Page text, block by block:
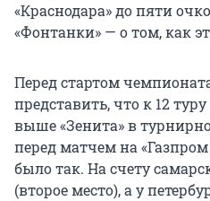
«Краснодара» до пяти
«Фонтанки» — о том, как
Перед стартом
представить, что к 12
выше «Зенита» в
перед матчем на
было так. На счету
(второе место), а у